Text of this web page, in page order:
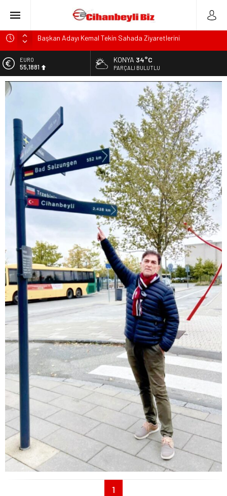
Başkan Adayı Kemal Tekin Sahada Ziyaretlerini
Konyalı Çiftci Feci şekilde Can Verdi
Konya’da araçta oksijen tüpünün patlaması sonucu hayatını
kaybeden biri bebek 2 kişi ile yaralanan 2 kişinin kimlikleri
KULU’DA HAFİF TİCARİ ARAÇ TAKLA ATTI: 2’Sİ ÇOCUK, 3
YARALI
Trafik Kazasinda Yaralanmıştı, Tedavi gördüğü Hastanede
Hayatını Kaybetti
EURO
55,1881
13.779,39
DOLAR
47,7111
KONYA 34°C
PARÇALI BULUTLU
1